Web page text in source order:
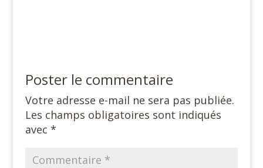
Poster le commentaire
Votre adresse e-mail ne sera pas publiée.
Les champs obligatoires sont indiqués
avec *